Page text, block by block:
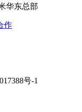
华东总部
作
号-1